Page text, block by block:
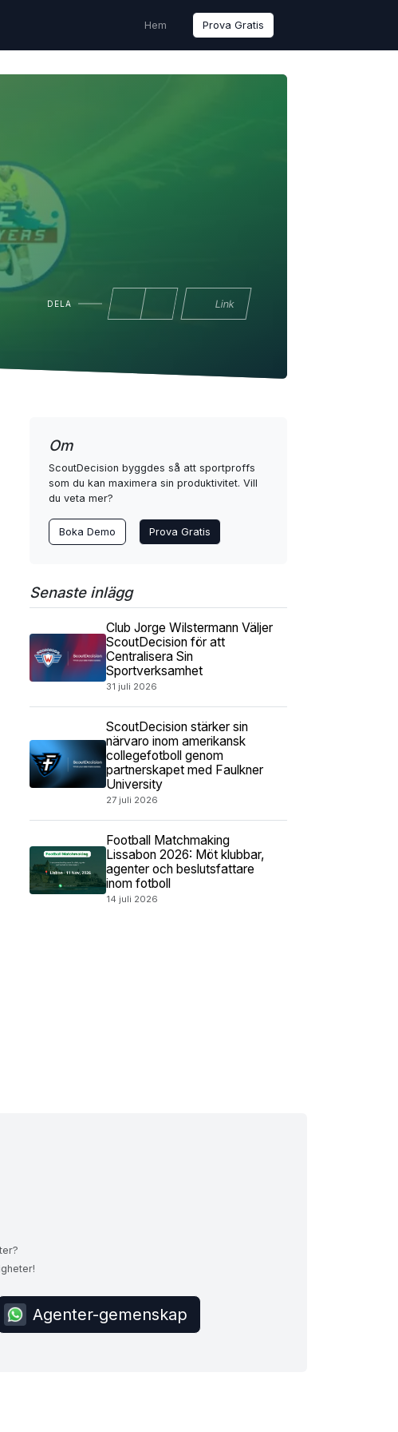
Hem Prova Gratis
DELA Link
Om
ScoutDecision byggdes så att sportproffs
som du kan maximera sin produktivitet. Vill
du veta mer?
Boka Demo Prova Gratis
Senaste inlägg
Club Jorge Wilstermann Väljer
ScoutDecision för att
Centralisera Sin
Sportverksamhet
31 juli 2026
ScoutDecision stärker sin
närvaro inom amerikansk
collegefotboll genom
partnerskapet med Faulkner
University
27 juli 2026
Football Matchmaking
Lissabon 2026: Möt klubbar,
agenter och beslutsfattare
inom fotboll
14 juli 2026
Agenter-gemenskap